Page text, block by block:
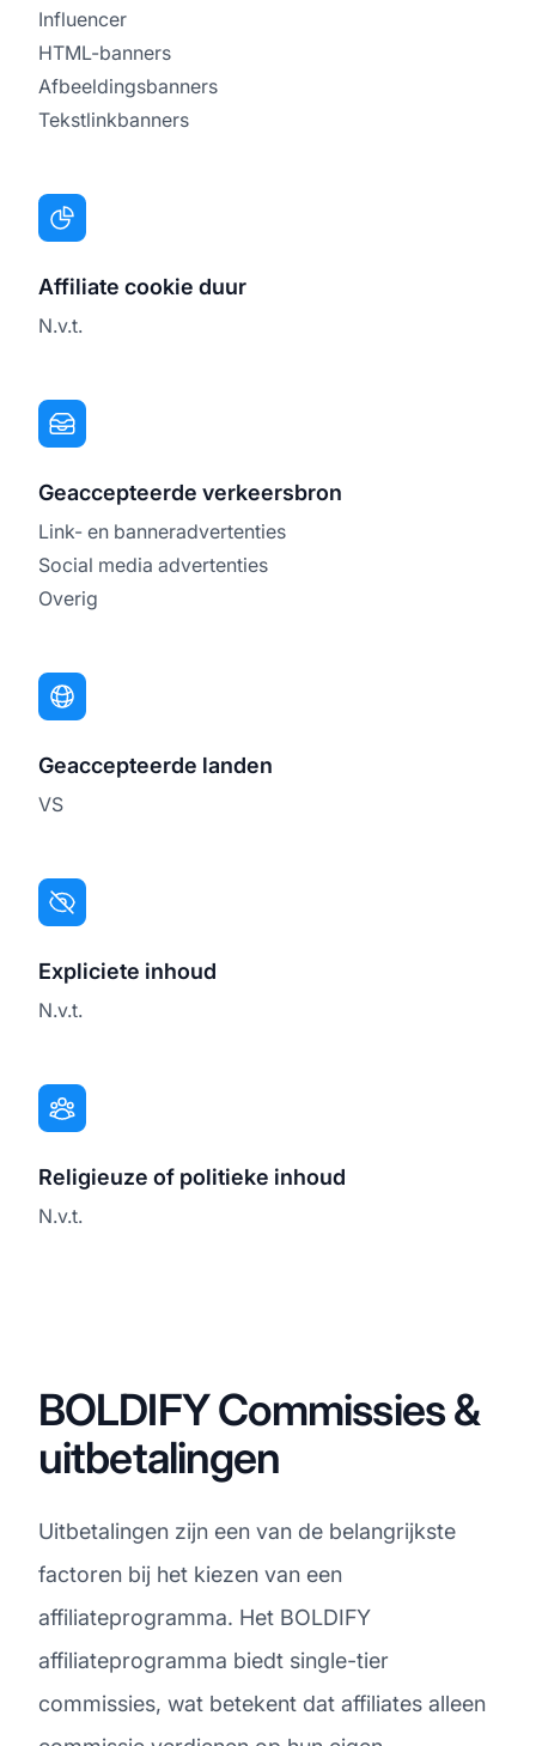
Influencer
HTML-banners
Afbeeldingsbanners
Tekstlinkbanners
Affiliate cookie duur
N.v.t.
Geaccepteerde verkeersbron
Link- en banneradvertenties
Social media advertenties
Overig
Geaccepteerde landen
VS
Expliciete inhoud
N.v.t.
Religieuze of politieke inhoud
N.v.t.
BOLDIFY Commissies &
uitbetalingen
Uitbetalingen zijn een van de belangrijkste
factoren bij het kiezen van een
affiliateprogramma. Het BOLDIFY
affiliateprogramma biedt single-tier
commissies, wat betekent dat affiliates alleen